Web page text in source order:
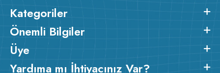
Kategoriler
Önemli Bilgiler
Üye
Yardıma mı İhtiyacınız Var?